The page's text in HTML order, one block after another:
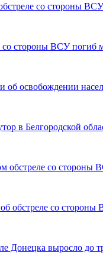
со стороны ВСУ
со стороны ВСУ
освобождении
в Белгородской
обстреле со стороны
обстреле со стороны
Донецка выросло до